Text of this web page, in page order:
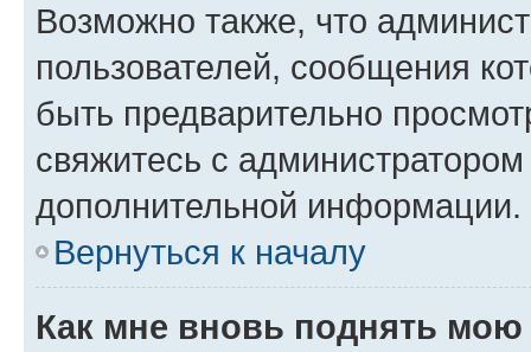
Возможно также, что
пользователей, сообщения
быть предварительно
свяжитесь с
дополнительной информации.
Вернуться к началу
Как мне вновь поднять мою